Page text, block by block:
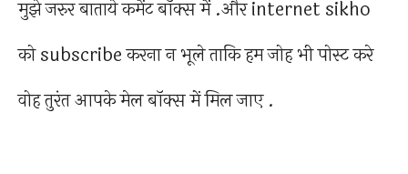
मुझे जरुर बाताये कमेंट बॉक्स में .और internet sikho
को subscribe करना न भूले ताकि हम जोह भी पोस्ट करे
वोह तुरंत आपके मेल बॉक्स में मिल जाए .